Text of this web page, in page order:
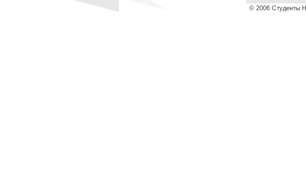
© 2006 Студенты